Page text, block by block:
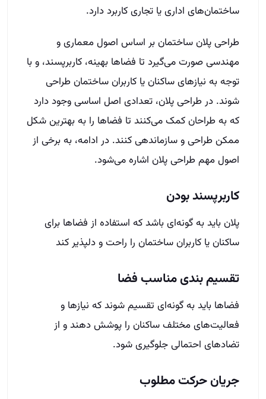
ساختمان‌های اداری یا تجاری کاربرد دارد.
طراحی پلان ساختمان بر اساس اصول معماری و
مهندسی صورت می‌گیرد تا فضاها بهینه، کاربرپسند، و با
توجه به نیازهای ساکنان یا کاربران ساختمان طراحی
شوند. در طراحی پلان، تعدادی اصل اساسی وجود دارد
که به طراحان کمک می‌کنند تا فضاها را به بهترین شکل
ممکن طراحی و سازماندهی کنند. در ادامه، به برخی از
اصول مهم طراحی پلان اشاره می‌شود.
کاربرپسند بودن
پلان باید به گونه‌ای باشد که استفاده از فضاها برای
ساکنان یا کاربران ساختمان را راحت و دلپذیر کند
تقسیم بندی مناسب فضا
فضاها باید به گونه‌ای تقسیم شوند که نیازها و
فعالیت‌های مختلف ساکنان را پوشش دهند و از
تضادهای احتمالی جلوگیری شود.
جریان حرکت مطلوب